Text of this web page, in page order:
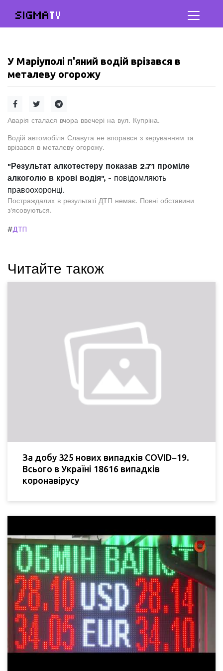
SIGMATV
У Маріуполі п'яний водій врізався в
металеву огорожу
Аварія сталася вчора ввечері на вул. Купріна.
Водій автомобіля Славута не впорався з керуванням та
врізався в металеву огорожу.
"Результат алкотестеру показав 2.71 проміле
алкоголю в крові водія", - повідомляють
правоохоронці.
Постраждалих в результаті ДТП немає. Повні обставини
з'ясовуються.
#ДТП
Читайте також
За добу 325 нових випадків COVID−19.
Всього в Україні 18616 випадків
коронавірусу